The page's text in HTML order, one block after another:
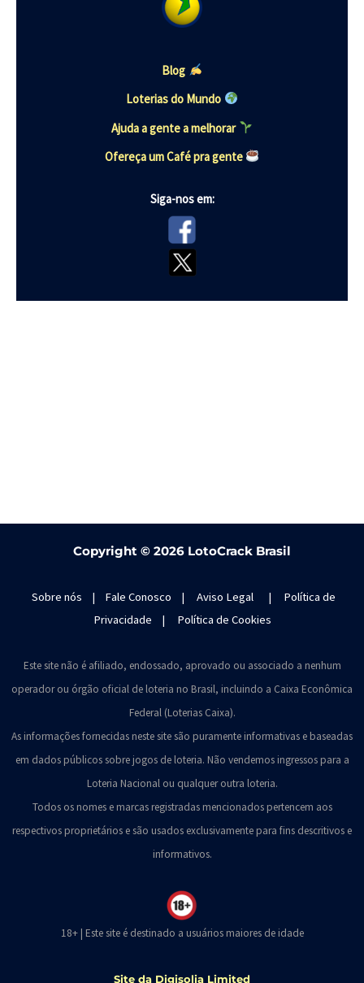
Blog
Loterias do Mundo
Ajuda a gente a melhorar
Ofereça um Café pra gente
Siga-nos em:
Copyright © 2026 LotoCrack Brasil
Sobre nós | Fale Conosco | Aviso Legal | Política de
Privacidade | Política de Cookies
Este site não é afiliado, endossado, aprovado ou associado a nenhum
operador ou órgão oficial de loteria no Brasil, incluindo a Caixa Econômica
Federal (Loterias Caixa).
As informações fornecidas neste site são puramente informativas e baseadas
em dados públicos sobre jogos de loteria. Não vendemos ingressos para a
Loteria Nacional ou qualquer outra loteria.
Todos os nomes e marcas registradas mencionados pertencem aos
respectivos proprietários e são usados exclusivamente para fins descritivos e
informativos.
18+ | Este site é destinado a usuários maiores de idade
Site da Digisolia Limited